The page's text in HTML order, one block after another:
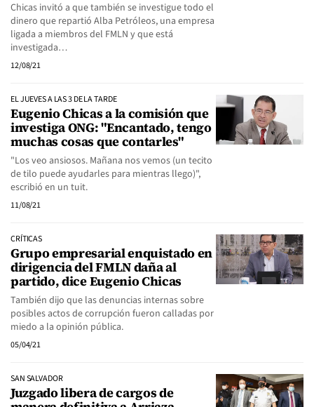
Chicas invitó a que también se investigue todo el
dinero que repartió Alba Petróleos, una empresa
ligada a miembros del FMLN y que está
investigada…
12/08/21
EL JUEVES A LAS 3 DE LA TARDE
Eugenio Chicas a la comisión que
investiga ONG: "Encantado, tengo
muchas cosas que contarles"
"Los veo ansiosos. Mañana nos vemos (un tecito
de tilo puede ayudarles para mientras llego)",
escribió en un tuit.
11/08/21
CRÍTICAS
Grupo empresarial enquistado en
dirigencia del FMLN daña al
partido, dice Eugenio Chicas
También dijo que las denuncias internas sobre
posibles actos de corrupción fueron calladas por
miedo a la opinión pública.
05/04/21
SAN SALVADOR
Juzgado libera de cargos de